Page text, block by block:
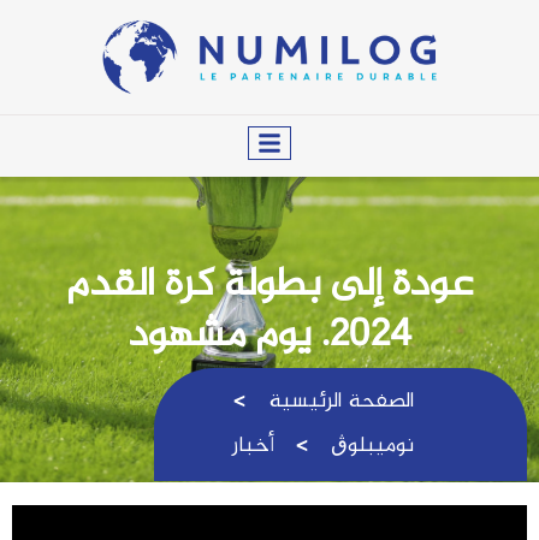
عودة إلى بطولة كرة القدم
2024. يوم مشهود
الصفحة الرئيسية
نوميبلوڨ
أخبار